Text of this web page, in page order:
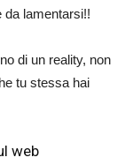
da lamentarsi!!
di un reality, non
tu stessa hai
web